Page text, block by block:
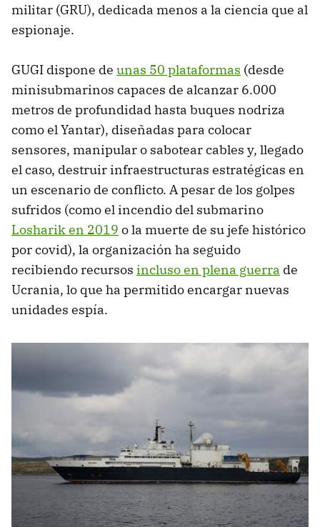
militar (GRU), dedicada menos a la ciencia que al
espionaje.
GUGI dispone de unas 50 plataformas (desde
minisubmarinos capaces de alcanzar 6.000
metros de profundidad hasta buques nodriza
como el Yantar), diseñadas para colocar
sensores, manipular o sabotear cables y, llegado
el caso, destruir infraestructuras estratégicas en
un escenario de conflicto. A pesar de los golpes
sufridos (como el incendio del submarino
Losharik en 2019 o la muerte de su jefe histórico
por covid), la organización ha seguido
recibiendo recursos incluso en plena guerra de
Ucrania, lo que ha permitido encargar nuevas
unidades espía.